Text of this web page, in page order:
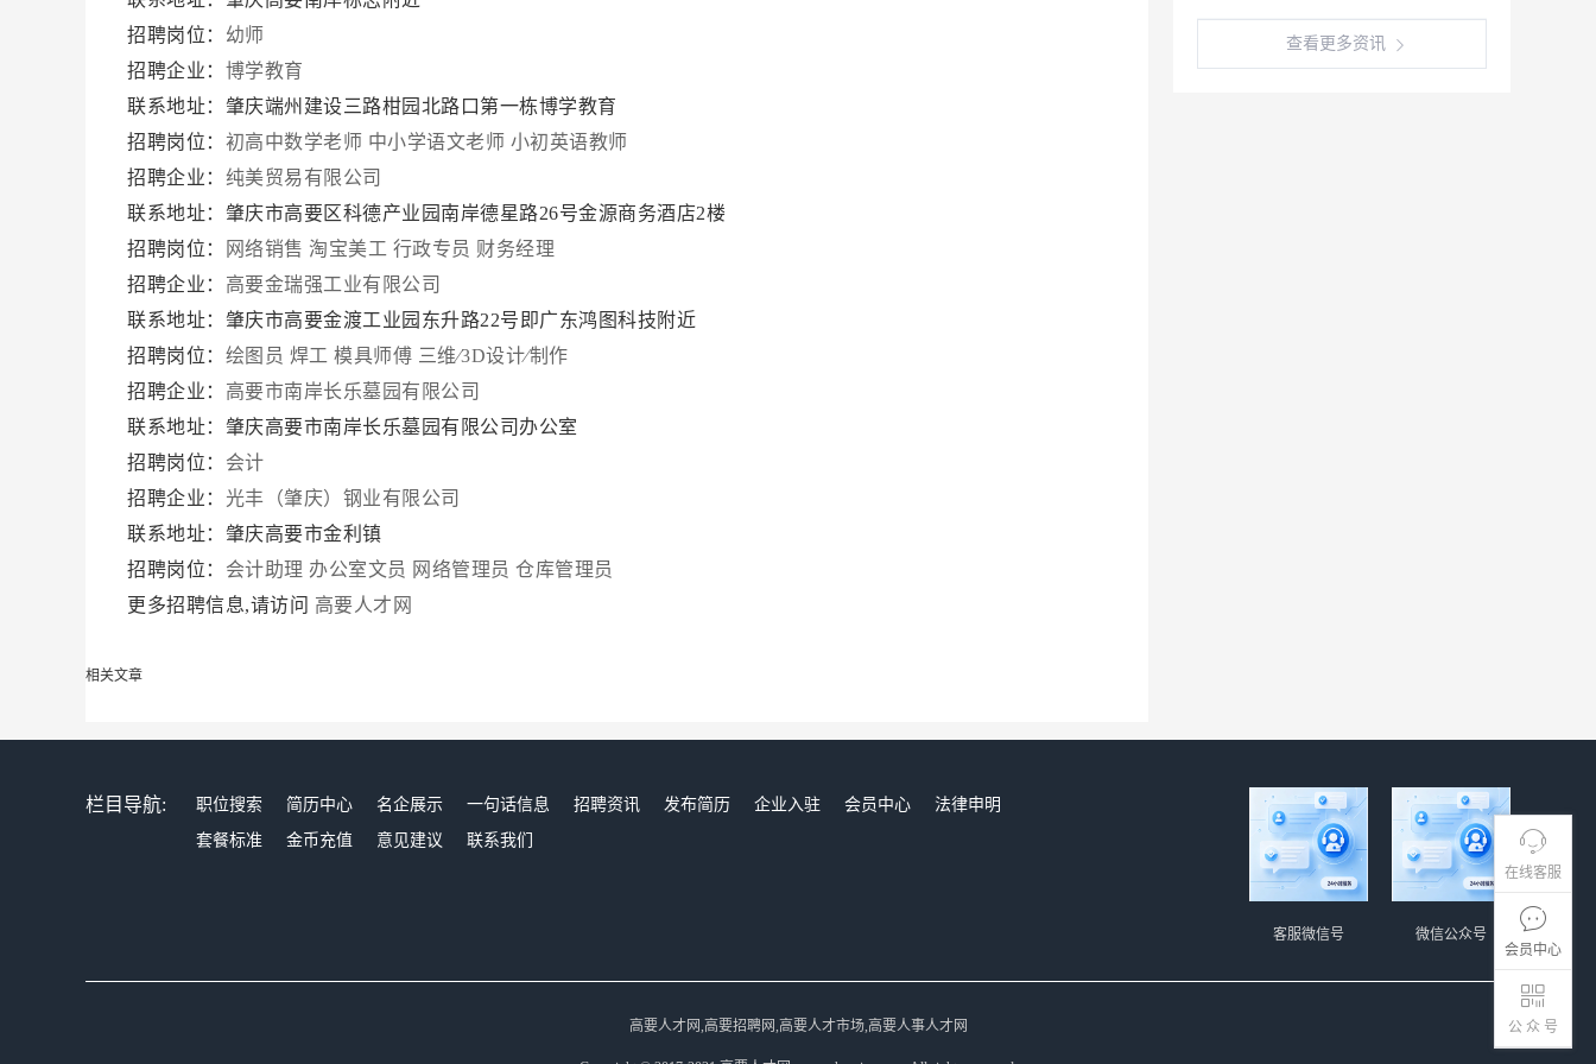
在线客服
会员中心
公 众 号
招聘岗位： 幼师
招聘企业： 博学教育
联系地址：肇庆端州建设三路柑园北路口第一栋博学教育
招聘岗位： 初高中数学老师 中小学语文老师 小初英语教师
招聘企业： 纯美贸易有限公司
联系地址：肇庆市高要区科德产业园南岸德星路26号金源商务酒店2楼
招聘岗位：
网络销售 淘宝美工 行政专员 财务经理
招聘企业： 高要金瑞强工业有限公司
联系地址：肇庆市高要金渡工业园东升路22号即广东鸿图科技附近
招聘岗位： 绘图员 焊工 模具师傅 三维∕3D设计∕制作
招聘企业： 高要市南岸长乐墓园有限公司
联系地址：肇庆高要市南岸长乐墓园有限公司办公室
招聘岗位： 会计
招聘企业： 光丰（肇庆）钢业有限公司
联系地址：肇庆高要市金利镇
招聘岗位： 会计助理 办公室文员 网络管理员 仓库管理员
更多招聘信息,请访问 高要人才网
相关文章
查看更多资讯
栏目导航: 职位搜索 简历中心 名企展示 一句话信息 招聘资讯 发布简历 企业入驻 会员中心
法律申明
套餐标准
金币充值 意见建议 联系我们
微信公众号
客服微信号
高要人才网,高要招聘网,高要人才市场,高要人事人才网